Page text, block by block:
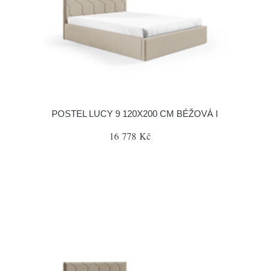
POSTEL LUCY 9 120X200 CM BÉŽOVÁ I
16 778 Kč